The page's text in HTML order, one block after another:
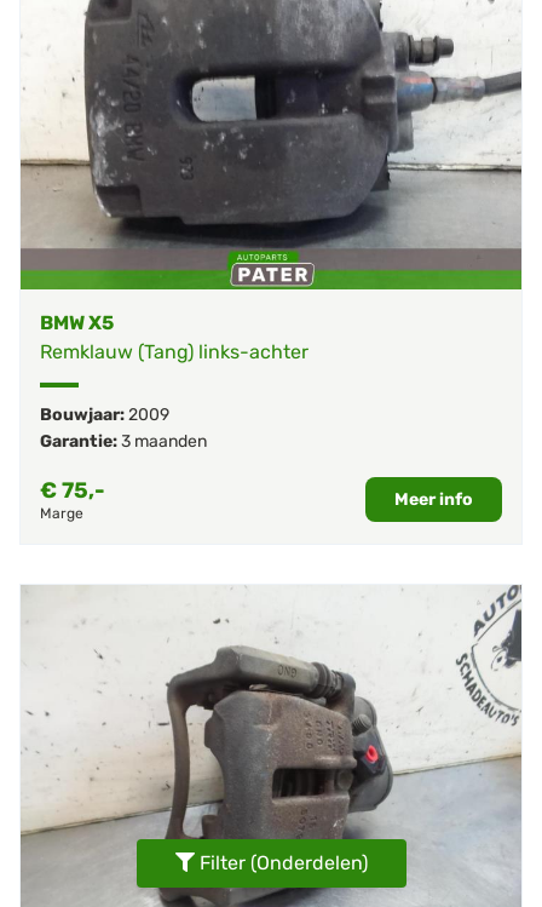
Filter (Onderdelen)
BMW X5
Remklauw (Tang) links-achter
Bouwjaar:2009
Garantie:3 maanden
€75,-
Marge
Meer info